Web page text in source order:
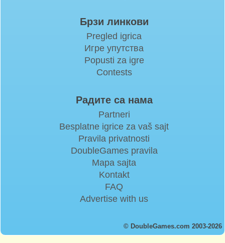
Брзи линкови
Pregled igrica
Игре упутства
Popusti za igre
Contests
Радите са нама
Partneri
Besplatne igrice za vaš sajt
Pravila privatnosti
DoubleGames pravila
Mapa sajta
Kontakt
FAQ
Advertise with us
© DoubleGames.com 2003-2026